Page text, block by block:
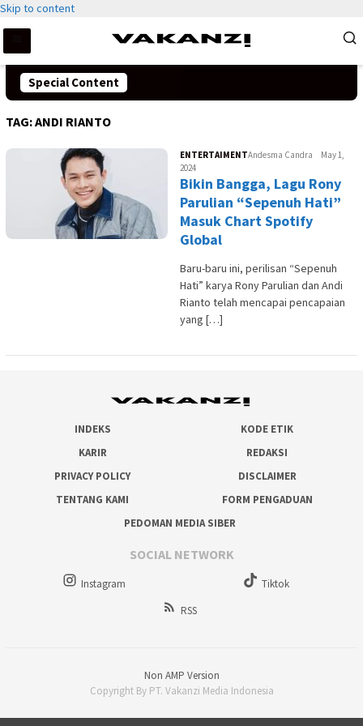
Skip to content
Special Content
TAG:ANDI RIANTO
ENTERTAIMENTAndesma Candra
May 1,
2024
Bikin Bangga, Lagu Rony
Parulian “Sepenuh Hati”
Masuk Chart Spotify
Global
Baru-baru ini, perilisan “Sepenuh
Hati” karya Rony Parulian dan Andi
Rianto telah mencapai pencapaian
yang […]
INDEKS
KODE ETIK
KARIR
REDAKSI
PRIVACY POLICY
DISCLAIMER
TENTANG KAMI
FORM PENGADUAN
PEDOMAN MEDIA SIBER
SOCIAL NETWORK
Instagram
Tiktok
RSS
Non AMP Version
Copyright By PT. Vakanzi Media Indonesia